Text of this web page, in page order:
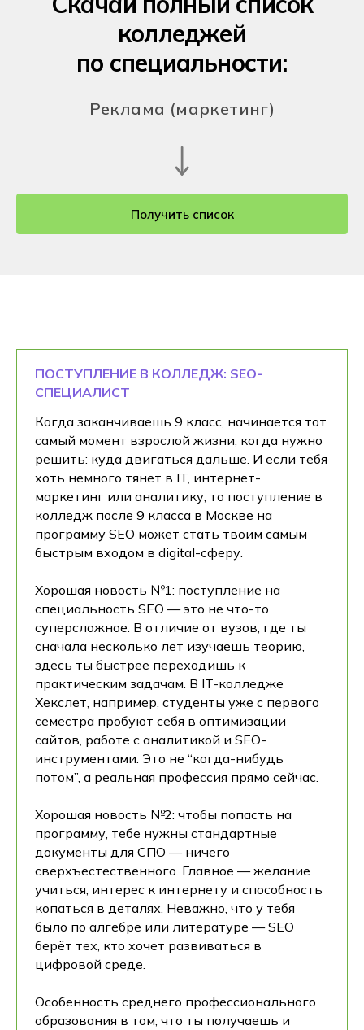
колледжей
по специальности:
Реклама (маркетинг)
Получить список
ПОСТУПЛЕНИЕ В КОЛЛЕДЖ: SEO-
СПЕЦИАЛИСТ
Когда заканчиваешь 9 класс, начинается тот
самый момент взрослой жизни, когда нужно
решить: куда двигаться дальше. И если тебя
хоть немного тянет в IT, интернет-
маркетинг или аналитику, то поступление в
колледж после 9 класса в Москве на
программу SEO может стать твоим самым
быстрым входом в digital-сферу.
Хорошая новость №1: поступление на
специальность SEO — это не что-то
суперсложное. В отличие от вузов, где ты
сначала несколько лет изучаешь теорию,
здесь ты быстрее переходишь к
практическим задачам. В IT-колледже
Хекслет, например, студенты уже с первого
семестра пробуют себя в оптимизации
сайтов, работе с аналитикой и SEO-
инструментами. Это не “когда-нибудь
потом”, а реальная профессия прямо сейчас.
Хорошая новость №2: чтобы попасть на
программу, тебе нужны стандартные
документы для СПО — ничего
сверхъестественного. Главное — желание
учиться, интерес к интернету и способность
копаться в деталях. Неважно, что у тебя
было по алгебре или литературе — SEO
берёт тех, кто хочет развиваться в
цифровой среде.
Особенность среднего профессионального
образования в том, что ты получаешь и